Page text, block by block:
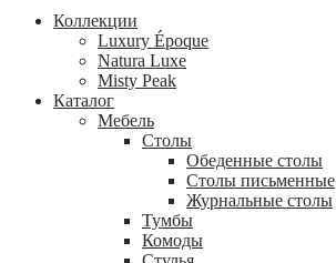
Коллекции
Luxury Époque
Natura Luxe
Misty Peak
Каталог
Мебель
Столы
Обеденные столы
Столы письменные
Журнальные столы
Тумбы
Комоды